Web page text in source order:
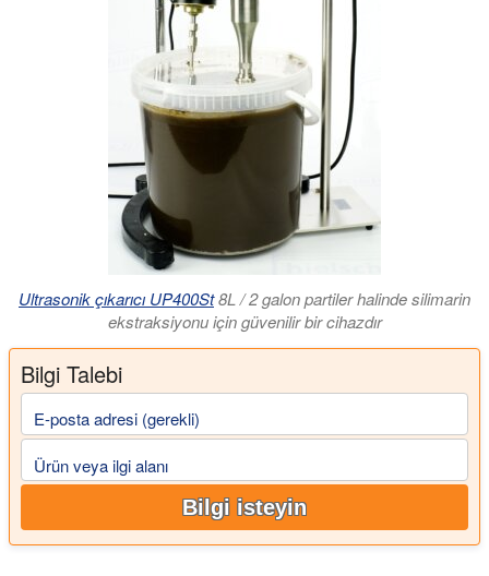
Ultrasonik çıkarıcı UP400St8L / 2 galon partiler halinde silimarin
ekstraksiyonu için güvenilir bir cihazdır
Bilgi Talebi
E-posta adresi (gerekli)
Ürün veya ilgi alanı
Bilgi isteyin